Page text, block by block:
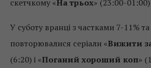
скетчкому «На трьох» (23:00-
У суботу вранці з частками 7-11%
повторювалися серіали «Вижити
(6:20) і «Поганий хороший коп»